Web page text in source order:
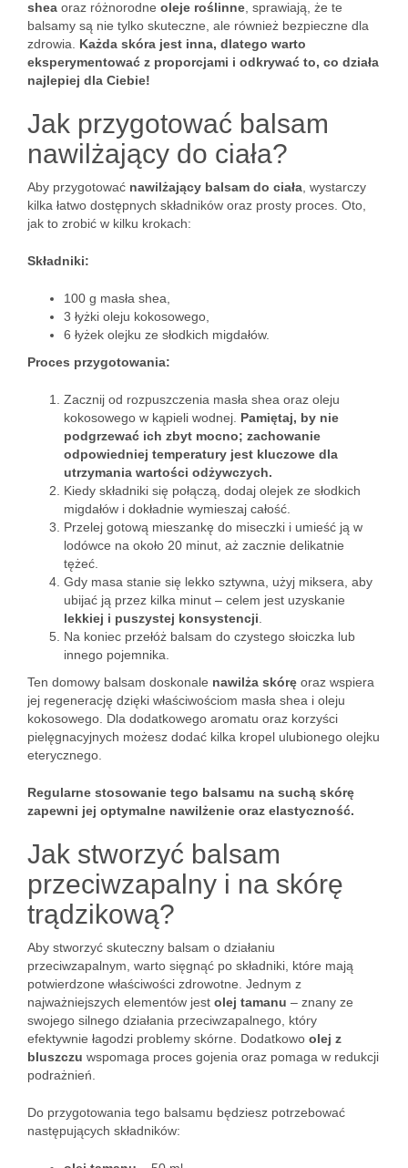
shea oraz różnorodne oleje roślinne , sprawiają, że te
balsamy są nie tylko skuteczne, ale również bezpieczne dla
zdrowia. Każda skóra jest inna, dlatego warto
eksperymentować z proporcjami i odkrywać to, co działa
najlepiej dla Ciebie!
Jak przygotować balsam
nawilżający do ciała?
Aby przygotować nawilżający balsam do ciała , wystarczy
kilka łatwo dostępnych składników oraz prosty proces. Oto,
jak to zrobić w kilku krokach:
Składniki:
100 g masła shea,
3 łyżki oleju kokosowego,
6 łyżek olejku ze słodkich migdałów.
Proces przygotowania:
Zacznij od rozpuszczenia masła shea oraz oleju
kokosowego w kąpieli wodnej. Pamiętaj, by nie
podgrzewać ich zbyt mocno; zachowanie
odpowiedniej temperatury jest kluczowe dla
utrzymania wartości odżywczych.
Kiedy składniki się połączą, dodaj olejek ze słodkich
migdałów i dokładnie wymieszaj całość.
Przelej gotową mieszankę do miseczki i umieść ją w
lodówce na około 20 minut, aż zacznie delikatnie
tężeć.
Gdy masa stanie się lekko sztywna, użyj miksera, aby
ubijać ją przez kilka minut – celem jest uzyskanie
lekkiej i puszystej konsystencji
Na koniec przełóż balsam do czystego słoiczka lub
innego pojemnika.
Ten domowy balsam doskonale nawilża skórę oraz wspiera
jej regenerację dzięki właściwościom masła shea i oleju
kokosowego. Dla dodatkowego aromatu oraz korzyści
pielęgnacyjnych możesz dodać kilka kropel ulubionego olejku
eterycznego.
Regularne stosowanie tego balsamu na suchą skórę
zapewni jej optymalne nawilżenie oraz elastyczność.
Jak stworzyć balsam
przeciwzapalny i na skórę
trądzikową?
Aby stworzyć skuteczny balsam o działaniu
przeciwzapalnym, warto sięgnąć po składniki, które mają
potwierdzone właściwości zdrowotne. Jednym z
najważniejszych elementów jest olej tamanu – znany ze
swojego silnego działania przeciwzapalnego, który
efektywnie łagodzi problemy skórne. Dodatkowo olej z
bluszczu wspomaga proces gojenia oraz pomaga w redukcji
podrażnień.
Do przygotowania tego balsamu będziesz potrzebować
następujących składników: